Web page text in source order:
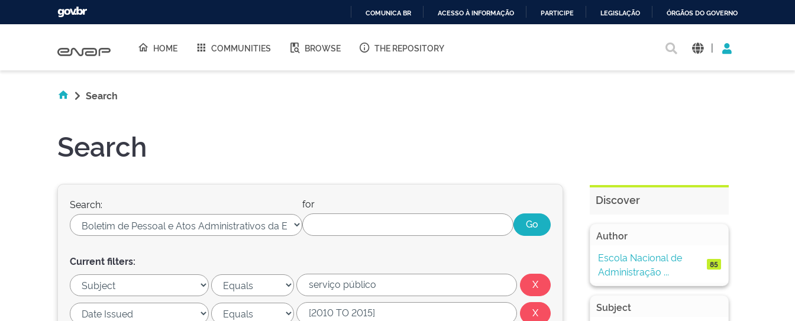
O
COMUNICA BR ACESSO À INFORMAÇÃO PARTICIPE LEGISLAÇÃO ÓRGÃOS DO GOVERNO
HOME COMMUNITIES BROWSE THE REPOSITORY |
Search
Search
Search: for
Current filters:
Discover
Author
Escola Nacional de
Administração ...
85
Subject